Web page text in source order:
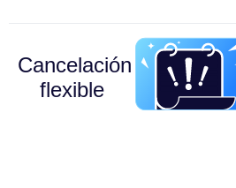
Cancelación
flexible